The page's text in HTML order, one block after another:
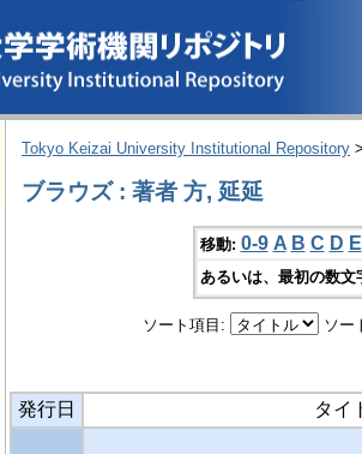
Tokyo Keizai University Institutional Repository
ブラウズ : 著者 方, 延延
移動: 0-9 A B C D E
あるいは、最初の数
ソート項目: ソー
発行日 タイ